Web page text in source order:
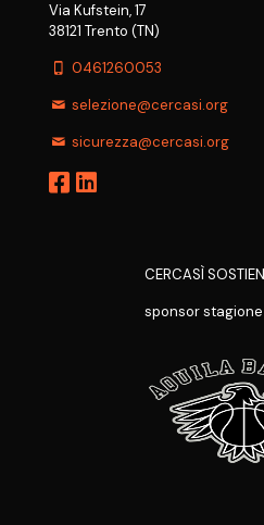
Via Kufstein, 17
38121 Trento (TN)
0461260053
selezione@cercasi.org
sicurezza@cercasi.org
CERCASÌ
sponsor